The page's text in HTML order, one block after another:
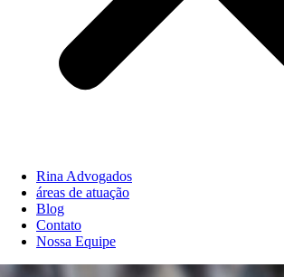
Rina Advogados
áreas de atuação
Blog
Contato
Nossa Equipe